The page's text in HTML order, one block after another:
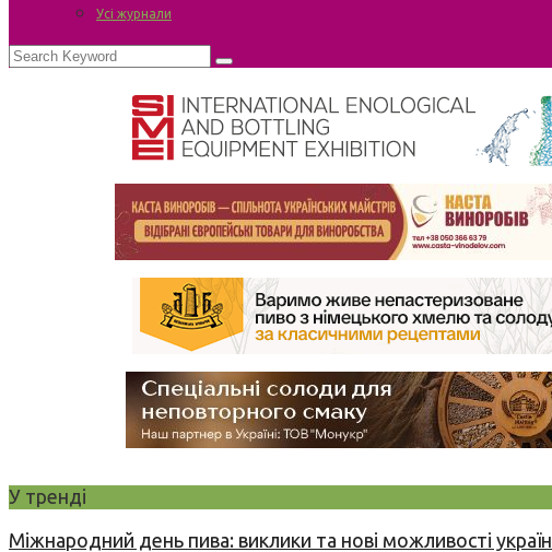
Усі журнали
У тренді
Міжнародний день пива: виклики та нові можливості